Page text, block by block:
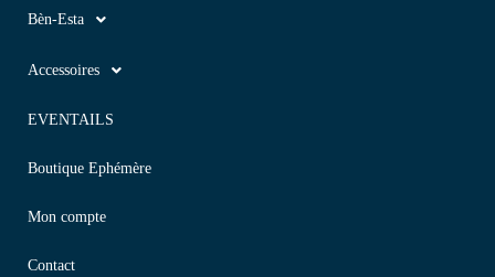
Bèn-Esta
Accessoires
EVENTAILS
Boutique Ephémère
Mon compte
Contact